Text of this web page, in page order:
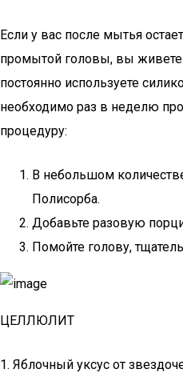
Если у вас после мытья
промытой головы, вы живете
постоянно используете
необходимо раз в неделю
процедуру:
В небольшом
Полисорба.
Добавьте разовую
Помойте голову,
ЦЕЛЛЮЛИТ
1. Яблочный уксус от